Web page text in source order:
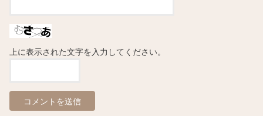
上に表示された文字を入力してください。